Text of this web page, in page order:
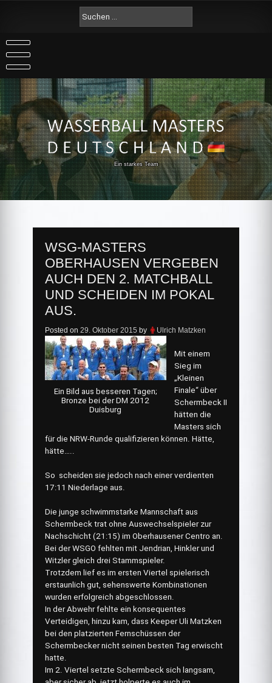
nach:
Ein starkes Team
WSG-MASTERS
OBERHAUSEN VERGEBEN
AUCH DEN 2. MATCHBALL
UND SCHEIDEN IM POKAL
AUS.
Posted on 29. Oktober 2015 by Ulrich Matzken
Ein Bild aus besseren Tagen;
Bronze bei der DM 2012
Duisburg
Mit einem
Sieg im
„Kleinen
Finale“ über
Schermbeck II
hätten die
Masters sich
für die NRW-Runde qualifizieren können. Hätte,
hätte…..
So scheiden sie jedoch nach einer verdienten
17:11 Niederlage aus.
Die junge schwimmstarke Mannschaft aus
Schermbeck trat ohne Auswechselspieler zur
Nachschicht (21:15) im Oberhausener Centro an.
Bei der WSGO fehlten mit Jendrian, Hinkler und
Witzler gleich drei Stammspieler.
Trotzdem lief es im ersten Viertel spielerisch
erstaunlich gut, sehenswerte Kombinationen
wurden erfolgreich abgeschlossen.
In der Abwehr fehlte ein konsequentes
Verteidigen, hinzu kam, dass Keeper Uli Matzken
bei den platzierten Fernschüssen der
Schermbecker nicht seinen besten Tag erwischt
hatte.
Im 2. Viertel setzte Schermbeck sich langsam,